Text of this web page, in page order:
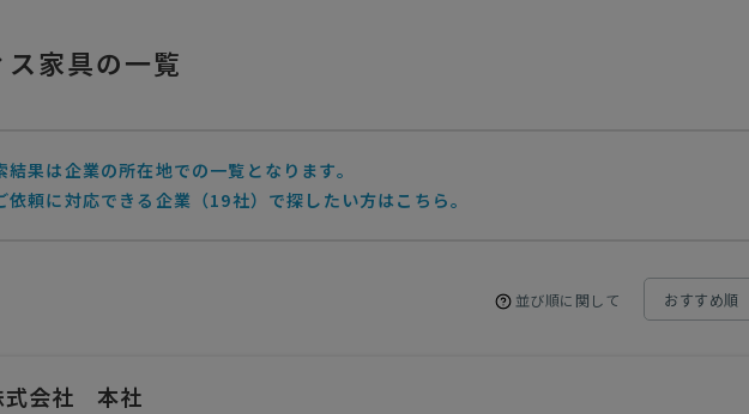
家具の一覧
結果は企業の所在地での一覧となります。
依頼に対応できる企業（19社）で探したい方はこちら。
並び順に関して
式会社 本社